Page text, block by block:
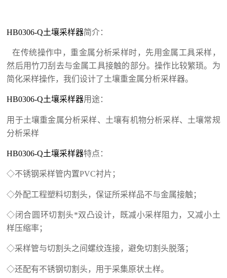
HB0306-Q土壤采样器简介：
在传统操作中，重金属分析采样时，先用金属工具采样，
然后用竹刀刮去与金属工具接触的部分。操作比较繁琐。为
简化采样操作，我们设计了土壤重金属分析采样器。
HB0306-Q土壤采样器用途：
用于土壤重金属分析采样、土壤有机物分析采样、土壤常规
分析采样
HB0306-Q土壤采样器特点：
◇不锈钢采样管内置PVC衬片；
◇外配工程塑料切割头，保证所采样品不与金属接触；
◇闭合圆环切割头*双凸设计，既减小采样阻力，又减小土
样压缩率；
◇采样管与切割头之间螺纹连接，避免切割头脱落；
◇还配有不锈钢切割头，用于采集原状土样。